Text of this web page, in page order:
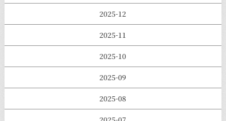
2025-12
2025-11
2025-10
2025-09
2025-08